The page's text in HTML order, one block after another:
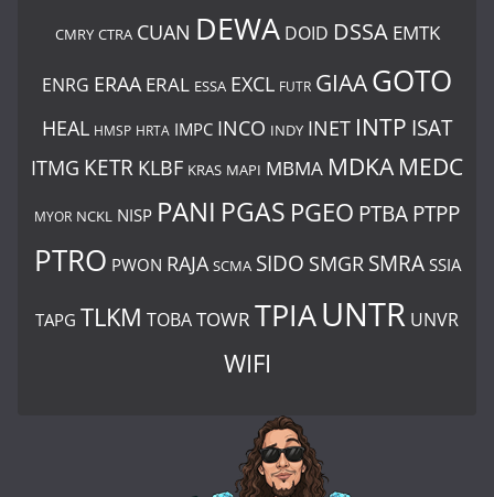
CMRY CTRA CUAN DEWA DOID DSSA EMTK
ENRG ERAA ERAL ESSA EXCL FUTR GIAAGOTO
HEAL HMSP HRTA IMPC INCO INDY INET INTP ISAT
ITMG KETR KLBF KRAS MAPI MBMA MDKA MEDC
MYOR NCKL NISP PANI PGAS PGEO PTBAPTPP
PTRO PWON RAJA SCMA SIDO SMGR SMRA SSIA
TAPG TLKM TOBATOWR TPIAUNTR UNVR
WIFI